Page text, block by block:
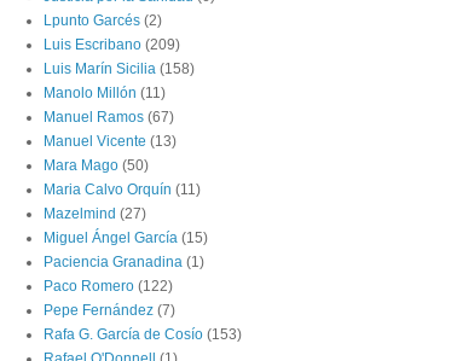
Lpunto Garcés (2)
Luis Escribano (209)
Luis Marín Sicilia (158)
Manolo Millón (11)
Manuel Ramos (67)
Manuel Vicente (13)
Mara Mago (50)
Maria Calvo Orquín (11)
Mazelmind (27)
Miguel Ángel García (15)
Paciencia Granadina (1)
Paco Romero (122)
Pepe Fernández (7)
Rafa G. García de Cosío (153)